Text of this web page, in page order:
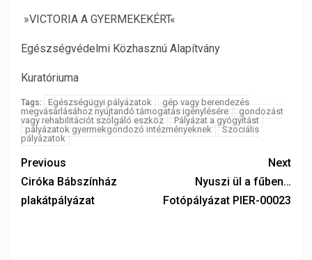
»VICTORIA A GYERMEKEKÉRT«
Egészségvédelmi Közhasznú Alapítvány
Kuratóriuma
Tags: Egészségügyi pályázatok
gép vagy berendezés
megvásárlásához nyújtandó támogatás igénylésére
gondozást
vagy rehabilitációt szolgáló eszköz
Pályázat a gyógyítást
pályázatok gyermekgondozó intézményeknek
Szociális
pályázatok
Previous
Ciróka Bábszínház
plakátpályázat
Next
Nyuszi ül a fűben…
Fotópályázat PIER-00023